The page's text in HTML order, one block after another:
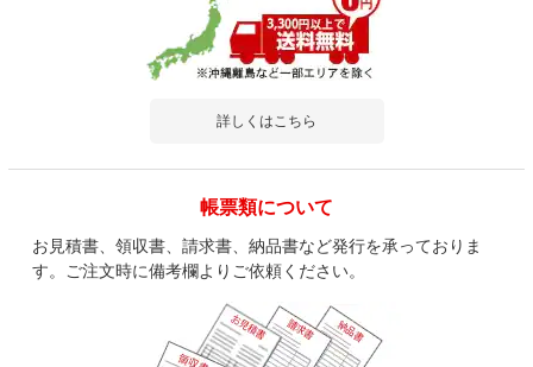
詳しくはこちら
帳票類について
お見積書、領収書、請求書、納品書など発行を承っておりま
す。ご注文時に備考欄よりご依頼ください。